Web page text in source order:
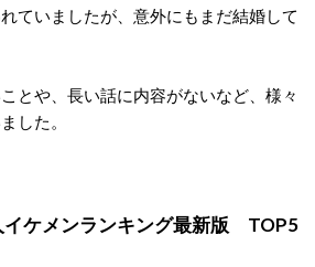
ていましたが、意外にもまだ結婚して
とや、長い話に内容がないなど、様々
した。
イケメンランキング最新版 TOP5